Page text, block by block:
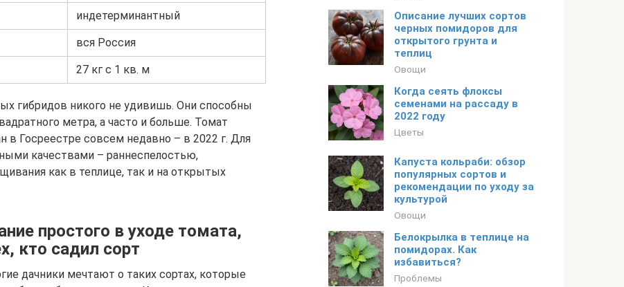
индетерминантный
вся Россия
27 кг с 1 кв. м
гибридов никого не удивишь. Они способны
метра, а часто и больше. Томат
в Госреестре совсем недавно – в 2022 г. Для
качествами – раннеспелостью,
как в теплице, так и на открытых
простого в уходе томата,
кто садил сорт
дачники мечтают о таких сортах, которые
Описание лучших сортов
черных помидоров для
открытого грунта и
теплиц
Овощи
Когда сеять флоксы
семенами на рассаду в
2022 году
Цветы
Капуста кольраби: обзор
популярных сортов и
рекомендации по уходу за
культурой
Овощи
Белокрылка в теплице на
помидорах. Как
избавиться?
Проблемы